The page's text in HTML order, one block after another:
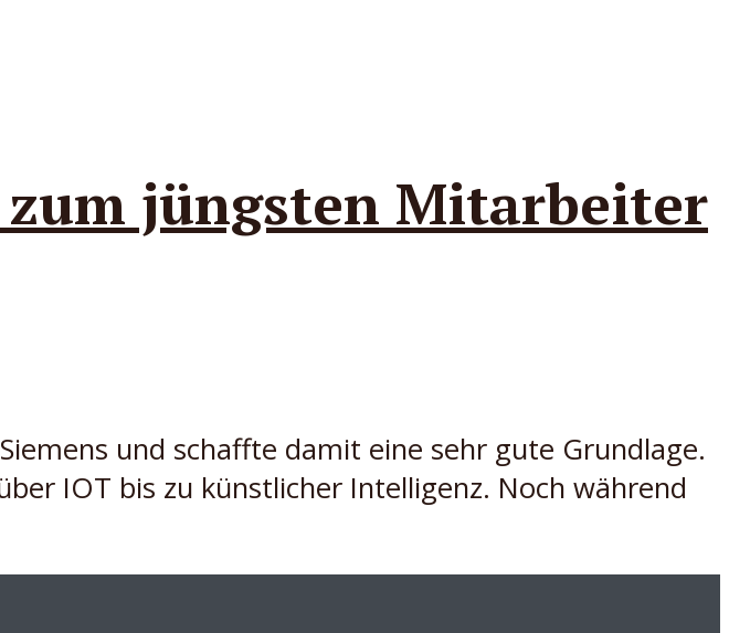
jüngsten Mitarbeiter
und schaffte damit eine sehr gute Grundlage.
IOT bis zu künstlicher Intelligenz. Noch während